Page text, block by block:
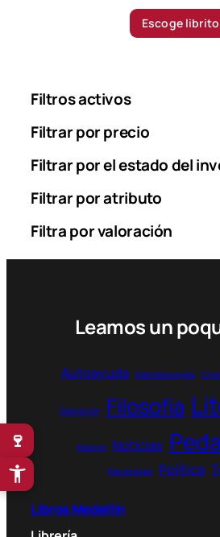
Escoge librito
Filtros activos
Filtrar por precio
Filtrar por el estado del
Filtrar por atributo
Filtra por valoración
Leamos un
Autoayuda Bibliotecología Cine
Depresión Filosofía
Música Noticias
Personajes Política
Libros Medellín
🍷